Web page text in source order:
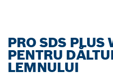
PRO SDS PLUS
PENTRU
LEMNULUI